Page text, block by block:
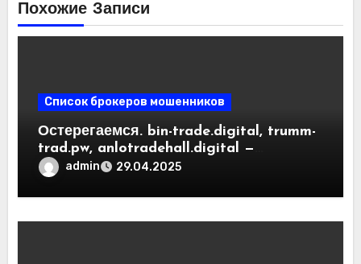
Похожие Записи
Список брокеров мошенников
Остерегаемся. bin-trade.digital, trumm-
trad.pw, anlotradehall.digital —
разоблачение фальшивых
криптобирж. Как вернуть деньги.
Отзывы пользователей
admin 29.04.2025